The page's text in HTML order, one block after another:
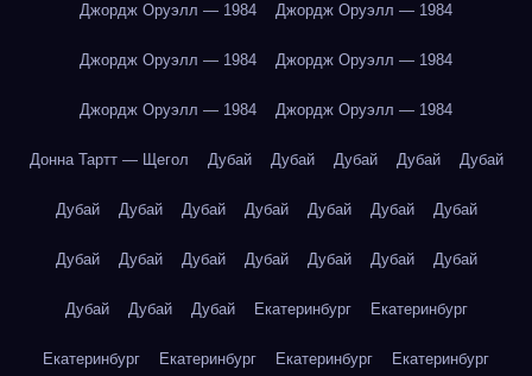
Джордж Оруэлл — 1984 Джордж Оруэлл — 1984
Джордж Оруэлл — 1984 Джордж Оруэлл — 1984
Джордж Оруэлл — 1984 Джордж Оруэлл — 1984
Донна Тартт — Щегол Дубай Дубай Дубай Дубай Дубай
Дубай Дубай Дубай Дубай Дубай Дубай Дубай
Дубай Дубай Дубай Дубай Дубай Дубай Дубай
Дубай Дубай Дубай Екатеринбург Екатеринбург
Екатеринбург Екатеринбург Екатеринбург Екатеринбург